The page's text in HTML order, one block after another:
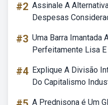
#2 Assinale A
Despesas
#3 Uma Barra Imantada
Perfeitamente Lisa
#4 Explique A Divisão
Do Capitalismo
A Prednisona é Um